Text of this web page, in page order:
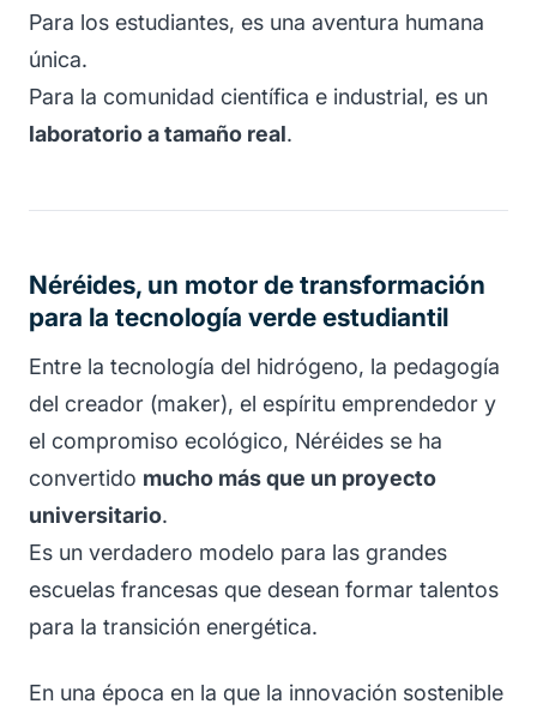
Para los estudiantes, es una aventura humana
única.
Para la comunidad científica e industrial, es un
laboratorio a tamaño real.
Néréides, un motor de transformación
para la tecnología verde estudiantil
Entre la tecnología del hidrógeno, la pedagogía
del creador (maker), el espíritu emprendedor y
el compromiso ecológico, Néréides se ha
convertido mucho más que un proyecto
universitario.
Es un verdadero modelo para las grandes
escuelas francesas que desean formar talentos
para la transición energética.
En una época en la que la innovación sostenible